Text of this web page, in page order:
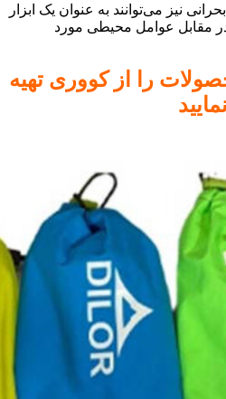
نیز می‌توانند به عنوان یک ابزار
مقابل عوامل محیطی مورد
را از کووری تهیه
نمایید